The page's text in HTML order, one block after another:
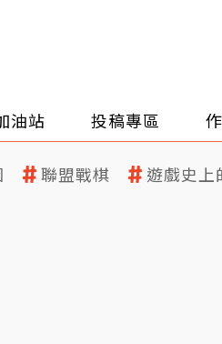
油站 投稿專區
聯盟戰棋 遊戲史上